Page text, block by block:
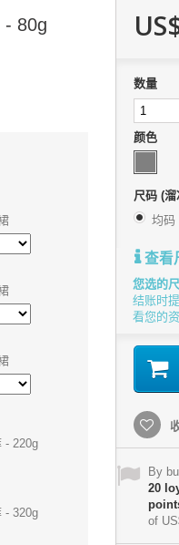
- 80g
- 220g
- 320g
数量
颜色
尺码 (溜
均码
查看
您选的
结账时
看您的
By
20
of